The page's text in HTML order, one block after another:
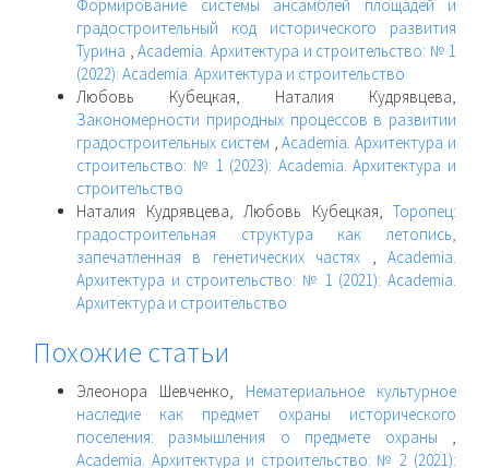
Формирование системы ансамблей площадей и
градостроительный код исторического развития
Турина ,Academia. Архитектура и строительство: № 1
(2022): Academia. Архитектура и строительство
Любовь Кубецкая, Наталия Кудрявцева,
Закономерности природных процессов в развитии
градостроительных систем ,Academia. Архитектура и
строительство: № 1 (2023): Academia. Архитектура и
строительство
Наталия Кудрявцева, Любовь Кубецкая, Торопец:
градостроительная структура как летопись,
запечатленная в генетических частях ,Academia.
Архитектура и строительство: № 1 (2021): Academia.
Архитектура и строительство
Похожие статьи
Элеонора Шевченко, Нематериальное культурное
наследие как предмет охраны исторического
поселения: размышления о предмете охраны ,
Academia. Архитектура и строительство: № 2 (2021):